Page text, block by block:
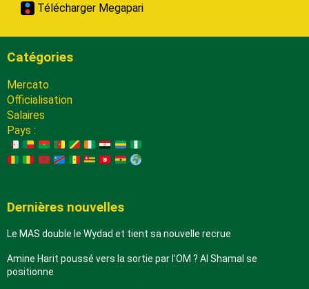
Télécharger Megapari
Catégories
Mercato
Officialisation
Salaires
Pays :
Dernières nouvelles
Le MAS double le Wydad et tient sa nouvelle recrue
Amine Harit poussé vers la sortie par l’OM ? Al Shamal se
positionne